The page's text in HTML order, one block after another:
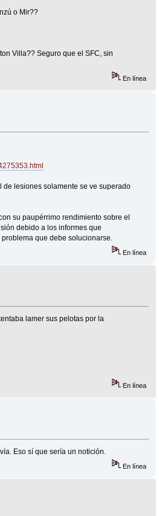
o Mir??
Villa?? Seguro que el SFC, sin
En línea
lesiones solamente se ve superado
su paupérrimo rendimiento sobre el
debido a los informes que
que debe solucionarse.
En línea
lamer sus pelotas por la
En línea
Eso sí que sería un notición.
En línea